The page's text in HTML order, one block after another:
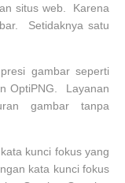
situs web. Karena
Setidaknya satu
gambar seperti
OptiPNG. Layanan
gambar tanpa
kunci fokus yang
kata kunci fokus